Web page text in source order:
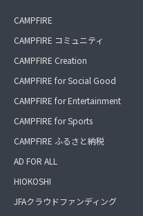
CAMPFIRE
CAMPFIRE コミュニティ
CAMPFIRE Creation
CAMPFIRE for Social Good
CAMPFIRE for Entertainment
CAMPFIRE for Sports
CAMPFIRE ふるさと納税
AD FOR ALL
HIOKOSHI
JFAクラウドファンディング